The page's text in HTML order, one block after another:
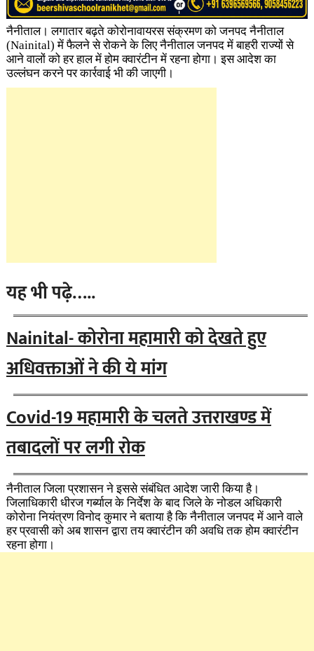
नैनीताल। लगातार बढ़ते कोरोनावायरस संक्रमण को जनपद नैनीताल
(Nainital) में फैलने से रोकने के लिए नैनीताल जनपद में बाहरी राज्यों से
आने वालों को हर हाल में होम क्वारंटीन में रहना होगा। इस आदेश का
उल्लंघन करने पर कार्रवाई भी की जाएगी।
यह भी पढ़े…..
Nainital- कोरोना महामारी को देखते हुए
अधिवक्ताओं ने की ये मांग
Covid-19 महामारी के चलते उत्तराखण्ड में
तबादलों पर लगी रोक
नैनीताल जिला प्रशासन ने इससे संबंधित आदेश जारी किया है।
जिलाधिकारी धीरज गर्ब्याल के निर्देश के बाद जिले के नोडल अधिकारी
कोरोना नियंत्रण विनोद कुमार ने बताया है कि नैनीताल जनपद में आने वाले
हर प्रवासी को अब शासन द्वारा तय क्वारंटीन की अवधि तक होम क्वारंटीन
रहना होगा।